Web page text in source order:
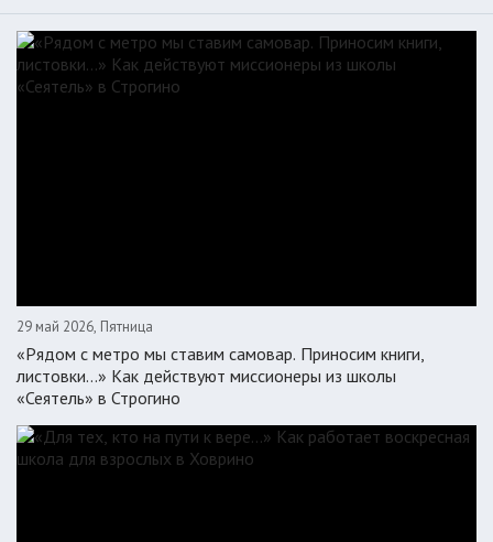
29 май 2026, Пятница
«Рядом с метро мы ставим самовар. Приносим книги,
листовки…» Как действуют миссионеры из школы
«Сеятель» в Строгино